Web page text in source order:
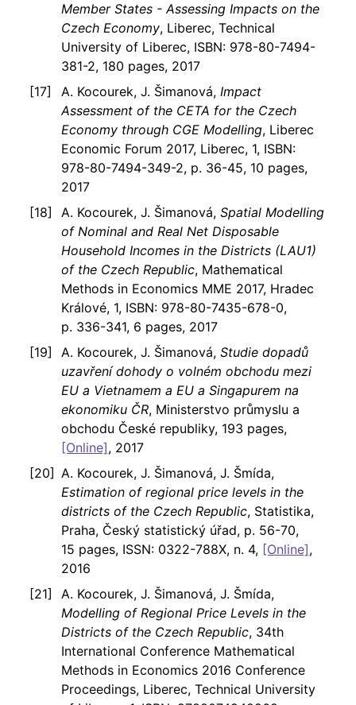
Member States - Assessing Impacts on the
Czech Economy, Liberec, Technical
University of Liberec, ISBN: 978-80-7494-
381-2, 180 pages, 2017
A. Kocourek, J. Šimanová, Impact
Assessment of the CETA for the Czech
Economy through CGE Modelling, Liberec
Economic Forum 2017, Liberec, 1, ISBN:
978-80-7494-349-2, p. 36-45, 10 pages,
2017
A. Kocourek, J. Šimanová, Spatial Modelling
of Nominal and Real Net Disposable
Household Incomes in the Districts (LAU1)
of the Czech Republic, Mathematical
Methods in Economics MME 2017, Hradec
Králové, 1, ISBN: 978-80-7435-678-0,
p. 336-341, 6 pages, 2017
A. Kocourek, J. Šimanová, Studie dopadů
uzavření dohody o volném obchodu mezi
EU a Vietnamem a EU a Singapurem na
ekonomiku ČR, Ministerstvo průmyslu a
obchodu České republiky, 193 pages,
[Online], 2017
A. Kocourek, J. Šimanová, J. Šmída,
Estimation of regional price levels in the
districts of the Czech Republic, Statistika,
Praha, Český statistický úřad, p. 56-70,
15 pages, ISSN: 0322-788X, n. 4, [Online],
2016
A. Kocourek, J. Šimanová, J. Šmída,
Modelling of Regional Price Levels in the
Districts of the Czech Republic, 34th
International Conference Mathematical
Methods in Economics 2016 Conference
Proceedings, Liberec, Technical University